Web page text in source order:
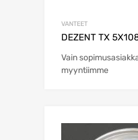
VANTEET
DEZENT TX
Vain
myyntiimme